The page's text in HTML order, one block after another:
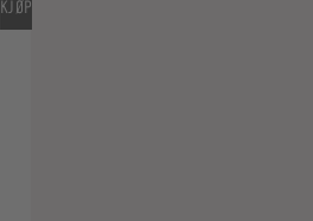
KJØP